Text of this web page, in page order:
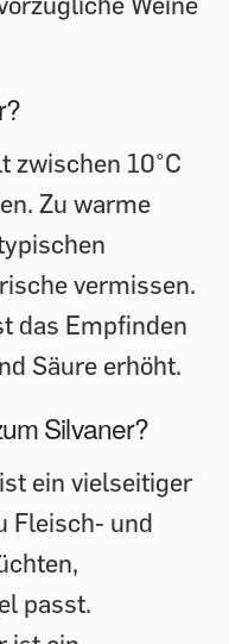
zwischen 10°C
Zu warme
vermissen.
das Empfinden
Säure erhöht.
Silvaner?
ein vielseitiger
Fleisch- und
passt.